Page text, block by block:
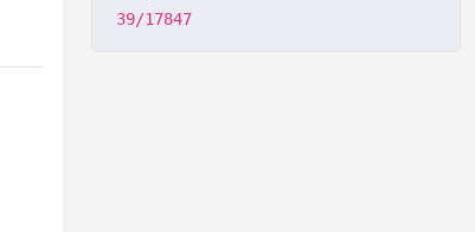
39/17847